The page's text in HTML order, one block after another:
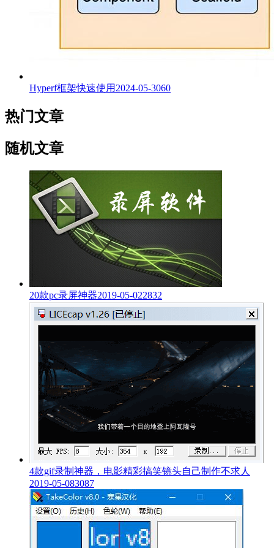
Hyperf框架快速使用 2024-05-3060
热门文章
随机文章
20款pc录屏神器2019-05-022832
4款gif录制神器，电影精彩搞笑镜头自己制作不求人
2019-05-083087